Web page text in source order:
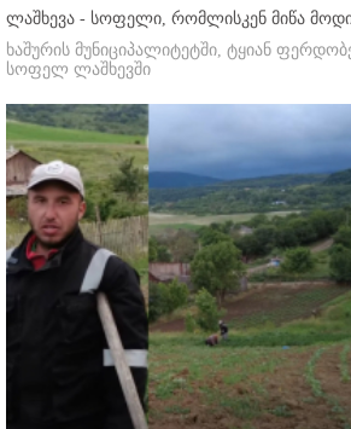
ლაშხევა - სოფელი, რომლისკენ მიწა
ხაშურის მუნიციპალიტეტში, ტყიან
სოფელ ლაშხევში